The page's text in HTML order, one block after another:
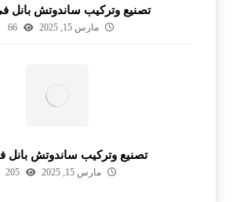
تصنيع وتركيب ساندوتش بانل
مارس 15, 2025 66
تصنيع وتركيب ساندوتش بانل
مارس 15, 2025 205